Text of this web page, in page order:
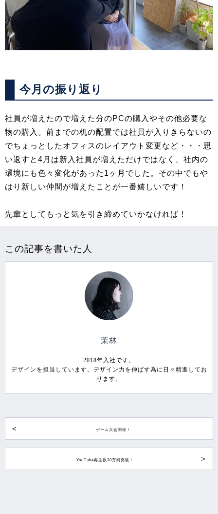
今月の振り返り
社員が増えたので増えた分のPCの購入やその他必要な
物の購入。前までの机の配置では社員が入りきらないの
でちょっとしたオフィスのレイアウト変更など・・・思
い返すと4月は新入社員が増えただけではなく、社内の
環境にも色々変化があった1ヶ月でした。その中でもや
はり新しい仲間が増えたことが一番嬉しいです！
先輩としてもっと気を引き締めていかなければ！
この記事を書いた人
茉林
2018年入社です。
デザインを担当しています。デザイン力を伸ばす為に日々精進してお
ります。
ゲーム大会開催！
YouTube再生数30万回突破！